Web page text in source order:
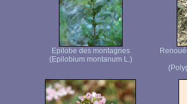
Epilobe des montagnes
(Epilobium montanum L.)